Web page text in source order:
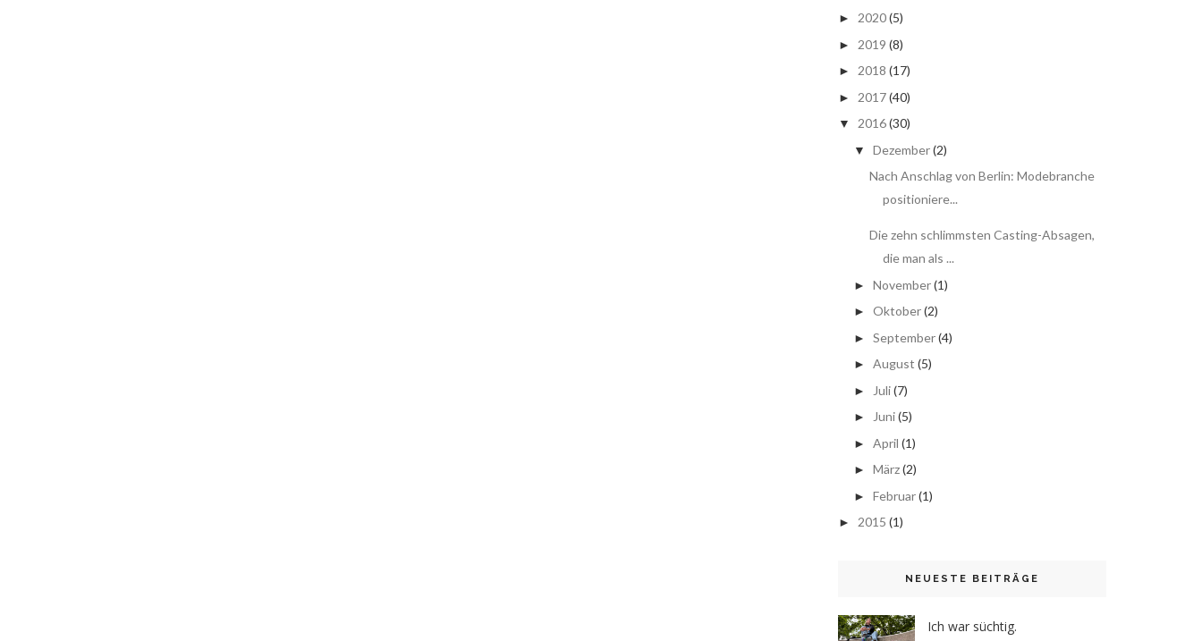
► 2020(5)
► 2019 (8)
► 2018 (17)
► 2017(40)
▼ 2016(30)
▼ Dezember(2)
Nach Anschlag von Berlin: Modebranche
positioniere...
Die zehn schlimmsten Casting-Absagen,
die man als ...
► November(1)
► Oktober(2)
► September(4)
► August (5)
► Juli(7)
► Juni(5)
► April (1)
► März(2)
► Februar(1)
► 2015 (1)
NEUESTE BEITRÄGE
Ich war süchtig.